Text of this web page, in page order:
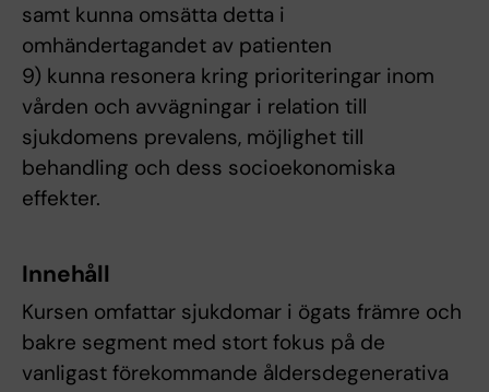
samt kunna omsätta detta i
omhändertagandet av patienten
9) kunna resonera kring prioriteringar inom
vården och avvägningar i relation till
sjukdomens prevalens, möjlighet till
behandling och dess socioekonomiska
effekter.
Innehåll
Kursen omfattar sjukdomar i ögats främre och
bakre segment med stort fokus på de
vanligast förekommande åldersdegenerativa